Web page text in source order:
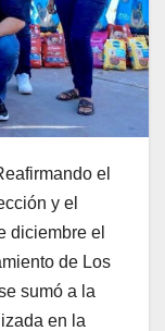
el
y el
diciembre el
de Los
sumó a la
en la